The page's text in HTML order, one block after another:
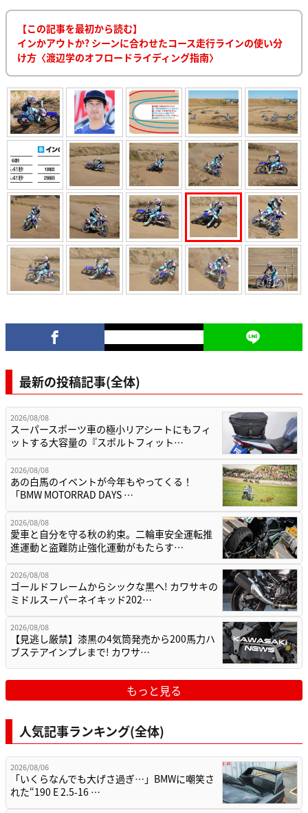
【この記事を最初から読む】
インかアウトか? シーンに合わせたコース走行ラインの使い分
け方〈渡辺学のオフロードライディング指南〉
最新の投稿記事(全体)
2026/08/08
スーパースポーツ車の極小リアシートにもフィ
ットする大容量の『スポルトフィット…
2026/08/08
あの白馬のイベントが今年もやってくる！
「BMW MOTORRAD DAYS …
2026/08/08
愛車と自分を守る秋の約束。二輪車安全運転推
進運動と盗難防止強化運動がもたらす…
2026/08/08
ゴールドフレームからシックな黒へ! カワサキの
ミドルスーパーネイキッド202…
2026/08/08
【見逃し厳禁】漆黒の4気筒発売から200馬力ハ
ブステアインプレまで! カワサ…
もっと見る
人気記事ランキング(全体)
2026/08/06
「いくらなんでも大げさ過ぎ…」BMWに嘲笑さ
れた“190 E 2.5-16 …